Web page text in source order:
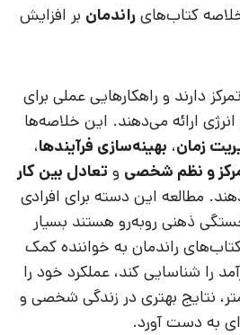
کتاب‌هایراندمان بر افزایش
تمرکز دارند و راهکارهایی عملی برای
انرژی ارائه می‌دهند. این خلاصه‌ها
زمان، بهینه‌سازی فرآیندها،
و نظم شخصی و تعادل بین کار
مطالعه این دسته برای افرادی
ذهنی روبه‌رو هستند بسیار
راندمان به خواننده کمک
را شناسایی کند، عملکرد خود را
نتایج بهتری در زندگی شخصی و
به دست آورد.